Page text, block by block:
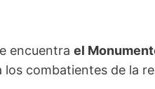
encuentra el
los combatientes de la